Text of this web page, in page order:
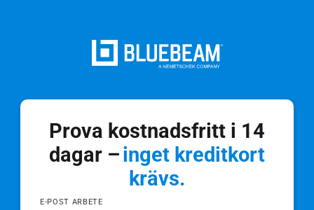
Prova kostnadsfritt i 14
dagar –inget kreditkort
krävs.
E-POST ARBETE